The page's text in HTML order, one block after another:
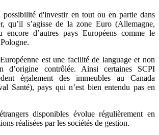
d'investir en tout ou en partie dans
qu’il s’agisse de la zone Euro (Allemagne,
encore d’autres pays Européens comme le
est une facilité de language et non
d’origine contrôlée. Ainsi certaines SCPI
également des immeubles au Canada
Santé), pays qui n’est bien entendu pas en
disponibles évolue régulièrement en
réalisées par les sociétés de gestion.